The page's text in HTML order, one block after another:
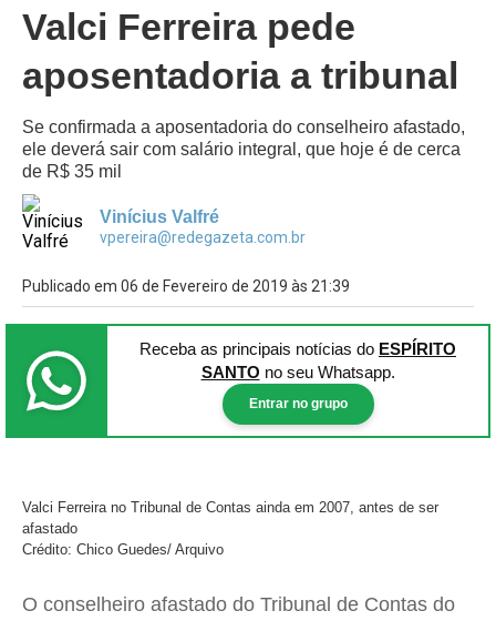
Valci Ferreira pede
aposentadoria a tribunal
Se confirmada a aposentadoria do conselheiro afastado,
ele deverá sair com salário integral, que hoje é de cerca
de R$ 35 mil
Vinícius Valfré
vpereira@redegazeta.com.br
Publicado em 06 de Fevereiro de 2019 às 21:39
Receba as principais notícias do ESPÍRITO
SANTO no seu Whatsapp.
Entrar no grupo
Valci Ferreira no Tribunal de Contas ainda em 2007, antes de ser
afastado
Crédito: Chico Guedes/ Arquivo
O conselheiro afastado do Tribunal de Contas do